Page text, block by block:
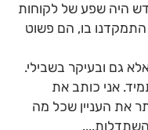
היה שפע של לקוחות
בו, הם פשוט
גם ובעיקר בשבילי.
אני כותב את
את העניין שכל מה